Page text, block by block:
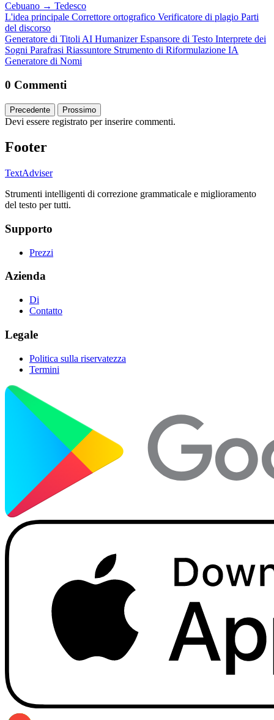
Cebuano → Tedesco
L'idea principale Correttore ortografico Verificatore di plagio Parti
del discorso
Generatore di Titoli AI HumanizerEspansore di Testo Interprete dei
Sogni Parafrasi Riassuntore Strumento di Riformulazione IA
Generatore di Nomi
0 Commenti
Precedente Prossimo
Devi essere registrato per inserire commenti.
Footer
TextAdviser
Strumenti intelligenti di correzione grammaticale e miglioramento
del testo per tutti.
Supporto
Prezzi
Azienda
Di
Contatto
Legale
Politica sulla riservatezza
Termini